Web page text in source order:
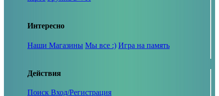
Интересно
Наши Магазины Мы все :) Игра на память
Действия
Поиск Вход/Регистрация